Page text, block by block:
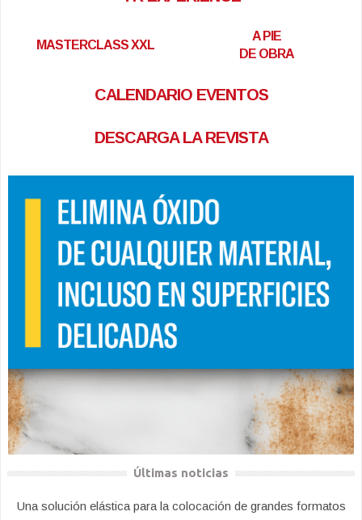
MASTERCLASS XXL
A PIE
DE OBRA
CALENDARIO EVENTOS
DESCARGA LA REVISTA
Últimas noticias
Una solución elástica para la colocación de grandes formatos